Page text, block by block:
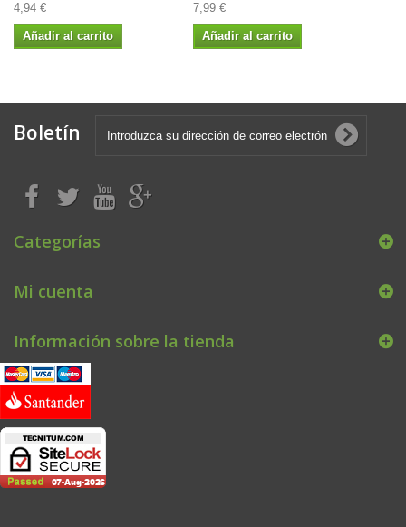
4,94 €
Añadir al carrito
7,99 €
Añadir al carrito
Boletín
Categorías
Mi cuenta
Información sobre la tienda